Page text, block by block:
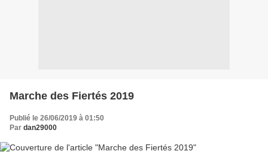
Marche des Fiertés 2019
Publié le 26/06/2019 à 01:50
Par dan29000